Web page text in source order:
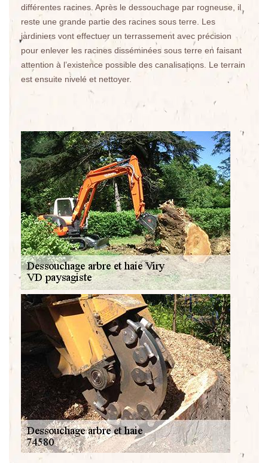
différentes racines. Après le dessouchage par rogneuse, il
reste une grande partie des racines sous terre. Les
jardiniers vont effectuer un terrassement avec précision
pour enlever les racines disséminées sous terre en faisant
attention à l’existence possible des canalisations. Le terrain
est ensuite nivelé et nettoyer.